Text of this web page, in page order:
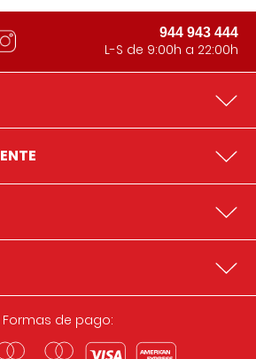
944 943 444
L-S de 9:00h a 22:00h
Formas de pago: